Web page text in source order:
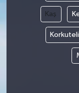
Kaş
Korkuteli
Siyaset
Tarım ve